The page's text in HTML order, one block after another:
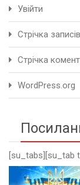
Увійти
Стрічка записів
Стрічка
WordPress.org
[su_tabs][su_tab